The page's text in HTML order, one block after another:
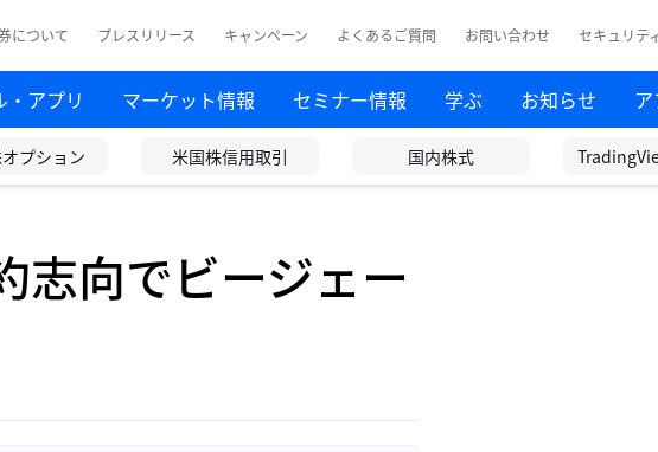
について プレスリリース キャンペーン よくあるご質問 お問い合わせ セキュリティ
・アプリ マーケット情報 セミナー情報 学ぶ お知らせ
プション 米国株信用取引 国内株式
志向でビージェー